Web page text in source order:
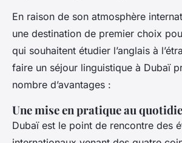
En raison de son atmosphère
une destination de premier choix
qui souhaitent étudier l’anglais à
faire un séjour linguistique à Dubaï
nombre d’avantages :
Une mise en pratique au
Dubaï est le point de rencontre des